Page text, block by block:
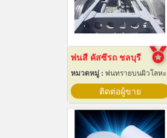
พ่นสี คัสซีรถ ชลบุรี
หมวดหมู่ : พ่นทรายบนผิวโลหะ
ติดต่อผู้ขาย